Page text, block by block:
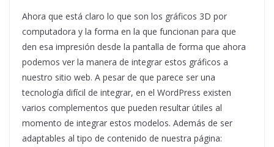
Ahora que está claro lo que son los gráficos 3D por
computadora y la forma en la que funcionan para que
den esa impresión desde la pantalla de forma que ahora
podemos ver la manera de integrar estos gráficos a
nuestro sitio web. A pesar de que parece ser una
tecnología difícil de integrar, en el WordPress existen
varios complementos que pueden resultar útiles al
momento de integrar estos modelos. Además de ser
adaptables al tipo de contenido de nuestra página: